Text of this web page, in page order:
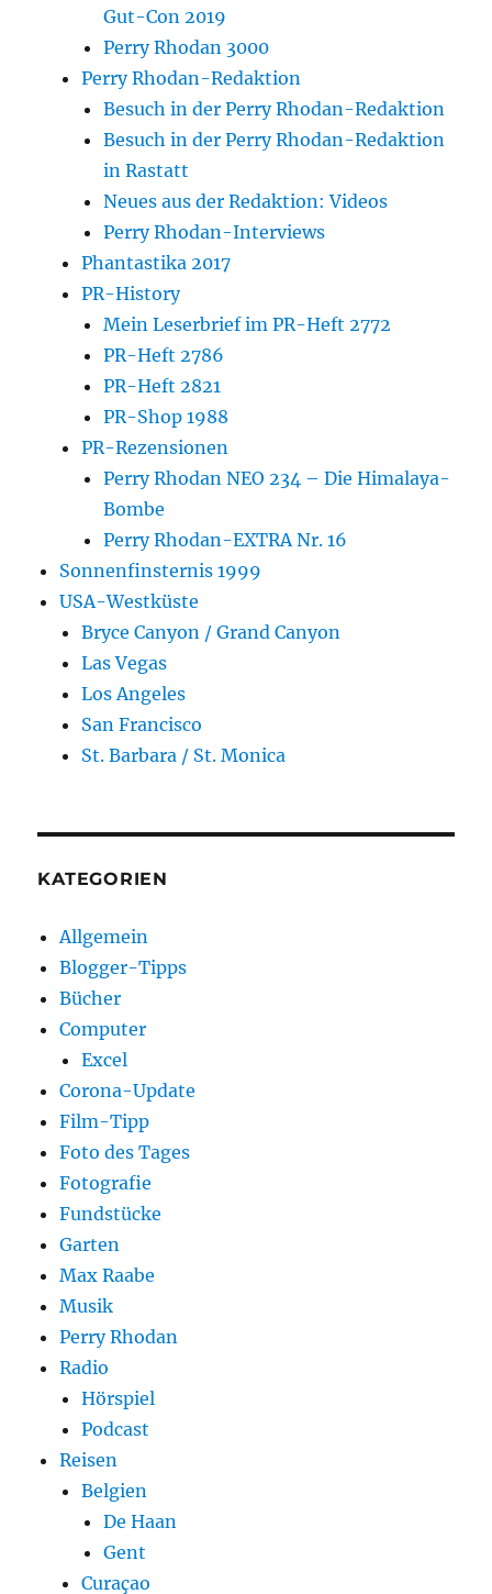
Gut-Con 2019
Perry Rhodan 3000
Perry Rhodan-Redaktion
Besuch in der Perry Rhodan-Redaktion
Besuch in der Perry Rhodan-Redaktion
in Rastatt
Neues aus der Redaktion: Videos
Perry Rhodan-Interviews
Phantastika 2017
PR-History
Mein Leserbrief im PR-Heft 2772
PR-Heft 2786
PR-Heft 2821
PR-Shop 1988
PR-Rezensionen
Perry Rhodan NEO 234 – Die Himalaya-
Bombe
Perry Rhodan-EXTRA Nr. 16
Sonnenfinsternis 1999
USA-Westküste
Bryce Canyon / Grand Canyon
Las Vegas
Los Angeles
San Francisco
St. Barbara / St. Monica
KATEGORIEN
Allgemein
Blogger-Tipps
Bücher
Computer
Excel
Corona-Update
Film-Tipp
Foto des Tages
Fotografie
Fundstücke
Garten
Max Raabe
Musik
Perry Rhodan
Radio
Hörspiel
Podcast
Reisen
Belgien
De Haan
Gent
Curaçao